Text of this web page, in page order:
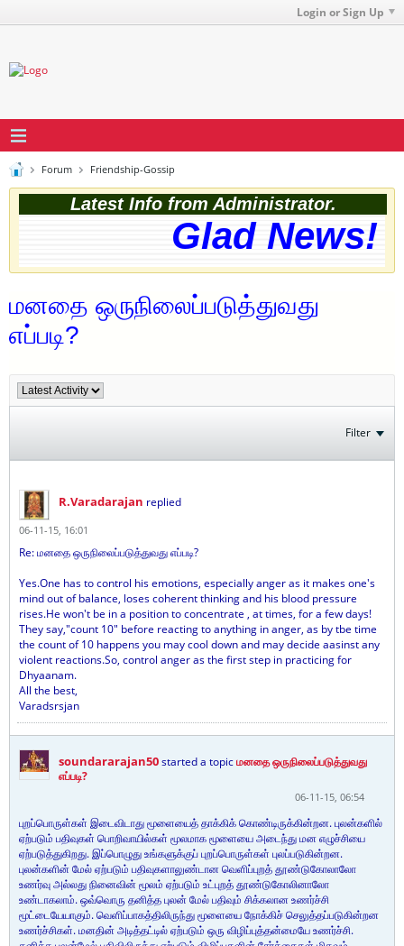
Login or Sign Up
Forum Friendship-Gossip
Latest Info from Administrator.
Glad News!
மனதை ஒருநிலைப்படுத்துவது
எப்படி?
Filter
R.Varadarajan replied
06-11-15, 16:01
Re: மனதை ஒருநிலைப்படுத்துவது எப்படி?
Yes.One has to control his emotions, especially anger as it makes one's
mind out of balance, loses coherent thinking and his blood pressure
rises.He won't be in a position to concentrate , at times, for a few days!
They say,"count 10" before reacting to anything in anger, as by tbe time
the count of 10 happens you may cool down and may decide aasinst any
violent reactions.So, control anger as the first step in practicing for
Dhyaanam.
All the best,
Varadsrsjan
soundararajan50started a topicமனதை ஒருநிலைப்படுத்துவது
எப்படி?
06-11-15, 06:54
புறப்பொருள்கள் இடைவிடாது மூளையைத் தாக்கிக் கொண்டிருக்கின்றன. புலன்களில்
ஏற்படும் பதிவுகள் பொறிவாயில்கள் மூலமாக மூளையை அடைந்து மன எழுச்சியை
ஏற்படுத்துகிறது. இப்பொழுது உங்களுக்குப் புறப்பொருள்கள் புலப்படுகின்றன.
புலன்களின் மேல் ஏற்படும் பதிவுகளாலுண்டான வெளிப்புறத் தூண்டுகோலாலோ
உணர்வு அல்லது நினைவின் மூலம் ஏற்படும் உட்புறத் தூண்டுகோலினாலோ
உண்டாகலாம். ஒவ்வொரு தனித்த புலன் மேல் பதிவும் சிக்கலான உணர்ச்சி
மூட்டையேயாகும். வெளிப்பாகத்திலிருந்து மூளையை நோக்கிச் செலுத்தப்படுகின்றன
உணர்ச்சிகள். மனதின் அடித்தட்டில் ஏற்படும் ஒரு விழிப்புத்தன்மையே உணர்ச்சி.